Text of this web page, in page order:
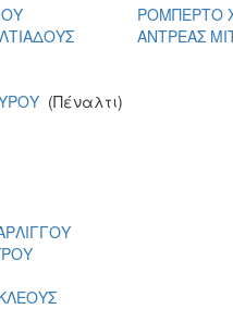
ΡΟΜΠΕΡΤΟ
ΑΝΤΡΕΑΣ
(Πέναλτι)